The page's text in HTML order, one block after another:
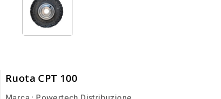
Ruota CPT 100